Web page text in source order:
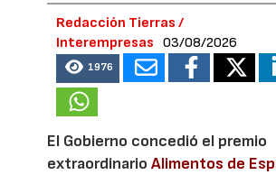
Redacción Tierras /
Interempresas
03/08/2026
1976
El Gobierno concedió el premio
extraordinarioAlimentos de